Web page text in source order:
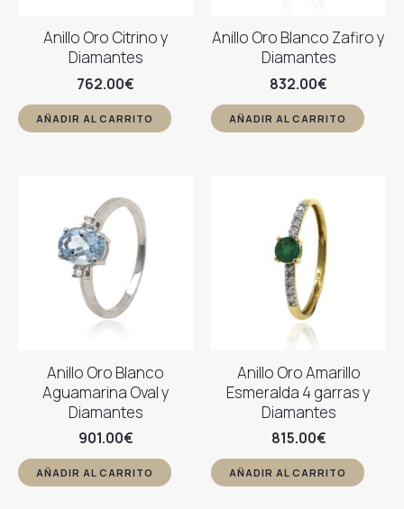
Anillo Oro Citrino y
Diamantes
762.00€
AÑADIR AL CARRITO
Anillo Oro Blanco Zafiro y
Diamantes
832.00€
AÑADIR AL CARRITO
Anillo Oro Blanco
Aguamarina Oval y
Diamantes
901.00€
AÑADIR AL CARRITO
Anillo Oro Amarillo
Esmeralda 4 garras y
Diamantes
815.00€
AÑADIR AL CARRITO